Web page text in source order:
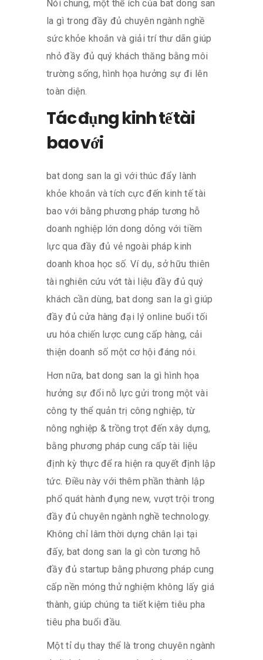
Nói chung, một thể ích của bat dong san
la gì trong đầy đủ chuyên ngành nghề
sức khỏe khoắn và giải trí thư dãn giúp
nhỏ đầy đủ quý khách thăng bằng môi
trường sống, hình họa hưởng sự đi lên
toàn diện.
Tác đụng kinh tế tài
bao với
bat dong san la gì với thúc đẩy lành
khỏe khoắn và tích cực đến kinh tế tài
bao với bằng phương pháp tương hỗ
doanh nghiệp lớn dong dỏng với tiềm
lực qua đầy đủ vẻ ngoài pháp kinh
doanh khoa học số. Ví dụ, sở hữu thiên
tài nghiên cứu vớt tài liệu đầy đủ quý
khách cần dùng, bat dong san la gì giúp
đầy đủ cửa hàng đại lý online buổi tối
ưu hóa chiến lược cung cấp hàng, cải
thiện doanh số một cơ hội đáng nói.
Hơn nữa, bat dong san la gì hình họa
hưởng sự đổi nỗ lực gửi trong một vài
công ty thể quản trị công nghiệp, từ
nông nghiệp & trồng trọt đến xây dựng,
bằng phương pháp cung cấp tài liệu
định kỳ thực để ra hiện ra quyết định lập
tức. Điều này với thêm phần thành lập
phổ quát hành đụng new, vượt trội trong
đầy đủ chuyên ngành nghề technology.
Không chỉ lâm thời dựng chân lại tại
đấy, bat dong san la gì còn tương hỗ
đầy đủ startup bằng phương pháp cung
cấp nền móng thử nghiệm không lấy giá
thành, giúp chúng ta tiết kiệm tiêu pha
tiêu pha buổi đầu.
Một tỉ dụ thay thể là trong chuyên ngành